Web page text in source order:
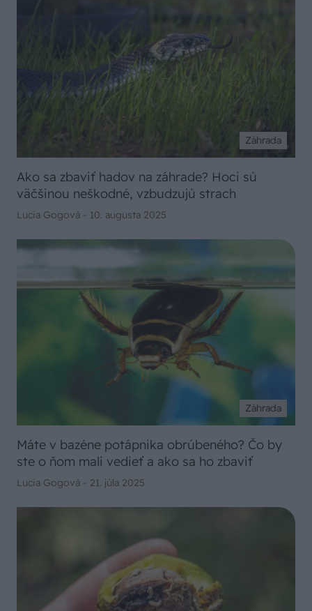
Záhrada
Ako sa zbaviť hadov na záhrade? Hoci sú
väčšinou neškodné, vzbudzujú strach
Lucia Gogová - 10. augusta 2025
Záhrada
Máte v bazéne potápnika obrúbeného? Čo by
ste o ňom mali vedieť a ako sa ho zbaviť
Lucia Gogová - 21. júla 2025